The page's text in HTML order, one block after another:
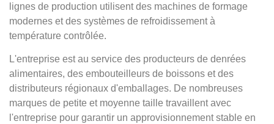
lignes de production utilisent des machines de formage
modernes et des systèmes de refroidissement à
température contrôlée.
L'entreprise est au service des producteurs de denrées
alimentaires, des embouteilleurs de boissons et des
distributeurs régionaux d'emballages. De nombreuses
marques de petite et moyenne taille travaillent avec
l'entreprise pour garantir un approvisionnement stable en